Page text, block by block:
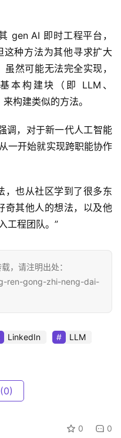
gen AI 即时工程平台，
种方法为其他寻求扩大
然可能无法完全实现，
本构建块（即 LLM、
构建类似的方法。
调，对于新一代人工智能
一开始就实现跨职能协作
，也从社区学到了很多东
奇其他人的想法，以及他
工程团队。”
，请注明出处：
ren-gong-zhi-neng-dai-
LinkedIn
LLM
(0)
0 0